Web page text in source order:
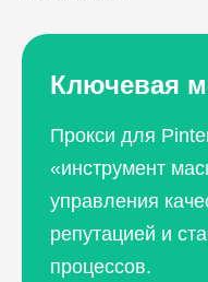
Ключевая
Прокси для
«инструмент
управления
репутацией и
процессов.